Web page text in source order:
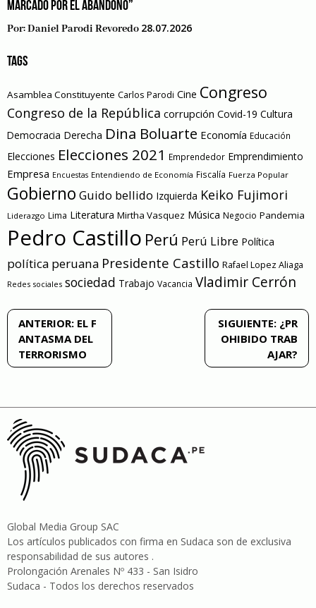
MARCADO POR EL ABANDONO”
Por:Daniel Parodi Revoredo 28.07.2026
TAGS
Asamblea Constituyente Carlos Parodi Cine Congreso
Congreso de la República corrupción Covid-19 Cultura
Democracia Derecha Dina Boluarte Economía Educación
Elecciones Elecciones 2021 Emprendedor Emprendimiento
Empresa Encuestas Entendiendo de Economía Fiscalía Fuerza Popular
Gobierno Guido bellido Izquierda Keiko Fujimori
Liderazgo Lima Literatura Mirtha Vasquez Música Negocio Pandemia
Pedro Castillo Perú Perú Libre Política
política peruana Presidente Castillo Rafael Lopez Aliaga
Redes sociales sociedad Trabajo Vacancia Vladimir Cerrón
Navegación
de
entradas
ANTERIOR: EL F
ANTASMA DEL
TERRORISMO
SIGUIENTE: ¿PR
OHIBIDO TRAB
AJAR?
Global Media Group SAC
Los artículos publicados con firma en Sudaca son de exclusiva
responsabilidad de sus autores .
Prolongación Arenales Nº 433 - San Isidro
Sudaca - Todos los derechos reservados